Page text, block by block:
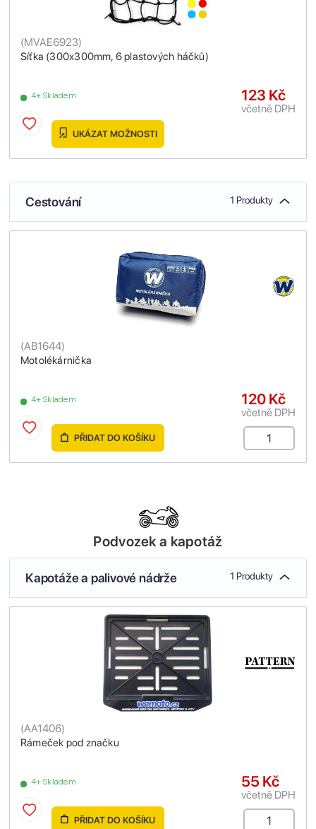
Síťka (300x300mm, 6 plastových háčků)
(MVAE6923)
4+ Skladem 123 Kč
včetně DPH
UKÁZAT MOŽNOSTI
Cestování 1 Produkty
Motolékárnička
(AB1644)
4+ Skladem 120 Kč
včetně DPH
PŘIDAT DO KOŠÍKU
Podvozek a kapotáž
Kapotáže a palivové nádrže 1 Produkty
Rámeček pod značku
(AA1406)
4+ Skladem 55 Kč
včetně DPH
PŘIDAT DO KOŠÍKU